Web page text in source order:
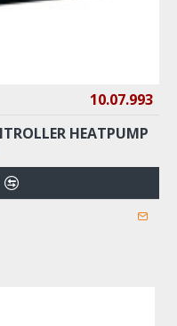
10.07.993
ΗEATPUMP